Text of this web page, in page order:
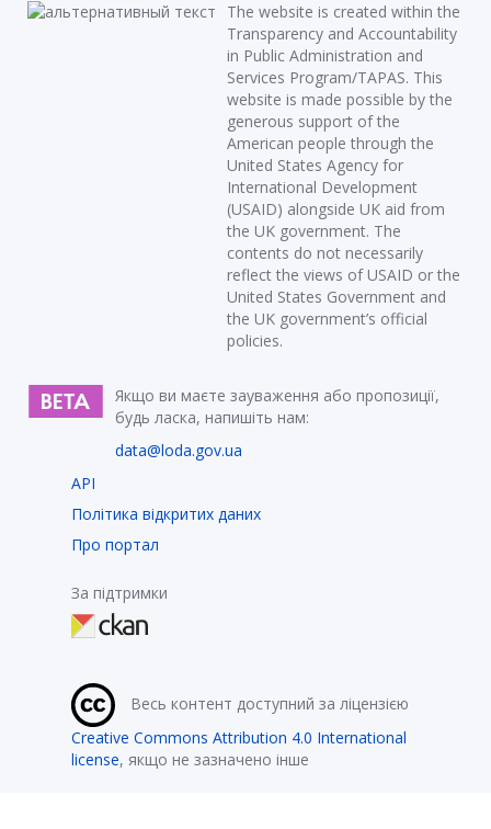
The website is created within the
Transparency and Accountability
in Public Administration and
Services Program/TAPAS. This
website is made possible by the
generous support of the
American people through the
United States Agency for
International Development
(USAID) alongside UK aid from
the UK government. The
contents do not necessarily
reflect the views of USAID or the
United States Government and
the UK government’s official
policies.
Якщо ви маєте зауваження або пропозиції,
будь ласка, напишіть нам:
data@loda.gov.ua
API
Політика відкритих даних
Про портал
За підтримки
Весь контент доступний за ліцензією
Creative Commons Attribution 4.0 International
license, якщо не зазначено інше